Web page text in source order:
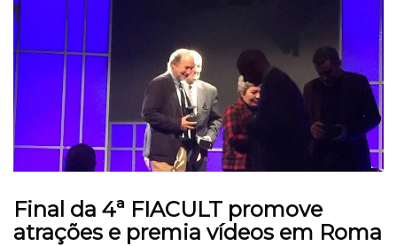
Final da 4ª FIACULT promove
atrações e premia vídeos em Roma